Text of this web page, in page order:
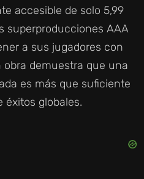
accesible de solo 5,99
superproducciones AAA
a sus jugadores con
demuestra que una
es más que suficiente
éxitos globales.